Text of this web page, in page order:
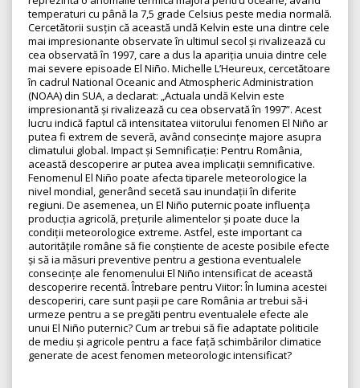
temperaturi cu până la 7,5 grade Celsius peste media normală.
Cercetătorii susțin că această undă Kelvin este una dintre cele
mai impresionante observate în ultimul secol și rivalizează cu
cea observată în 1997, care a dus la apariția unuia dintre cele
mai severe episoade El Niño. Michelle L’Heureux, cercetătoare
în cadrul National Oceanic and Atmospheric Administration
(NOAA) din SUA, a declarat: „Actuala undă Kelvin este
impresionantă și rivalizează cu cea observată în 1997”. Acest
lucru indică faptul că intensitatea viitorului fenomen El Niño ar
putea fi extrem de severă, având consecințe majore asupra
climatului global. Impact și Semnificație: Pentru România,
această descoperire ar putea avea implicații semnificative.
Fenomenul El Niño poate afecta tiparele meteorologice la
nivel mondial, generând secetă sau inundații în diferite
regiuni. De asemenea, un El Niño puternic poate influența
producția agricolă, prețurile alimentelor și poate duce la
condiții meteorologice extreme. Astfel, este important ca
autoritățile române să fie conștiente de aceste posibile efecte
și să ia măsuri preventive pentru a gestiona eventualele
consecințe ale fenomenului El Niño intensificat de această
descoperire recentă. Întrebare pentru Viitor: În lumina acestei
descoperiri, care sunt pașii pe care România ar trebui să-i
urmeze pentru a se pregăti pentru eventualele efecte ale
unui El Niño puternic? Cum ar trebui să fie adaptate politicile
de mediu și agricole pentru a face față schimbărilor climatice
generate de acest fenomen meteorologic intensificat?